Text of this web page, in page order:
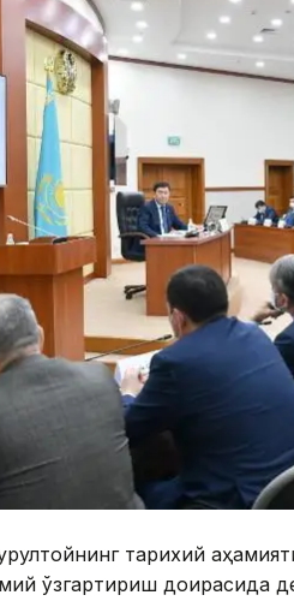
тарихий
ўзгартириш доирасида